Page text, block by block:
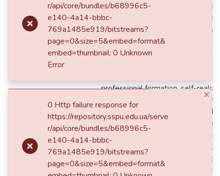
evaluation depends on the needs
development strategy. Recent
the way of development of the
democratic principle of European
actualize not only the issue of
professional formation, self-
development. Taking into
almost all aspects of state
quality of education, economic
attention to this issue. This is
scientific reflection of such a
competence. It is substantiated
permeate all spheres of human
r/api/core/bundles/b68996c5-
e140-4a14-bbbc-
769a1485e919/bitstreams?
page=0&size=5&embed=format&
embed=thumbnail: 0 Unknown
Error
×
0 Http failure response for
https://repository.sspu.edu.ua/serve
r/api/core/bundles/b68996c5-
e140-4a14-bbbc-
769a1485e919/bitstreams?
page=0&size=5&embed=format&